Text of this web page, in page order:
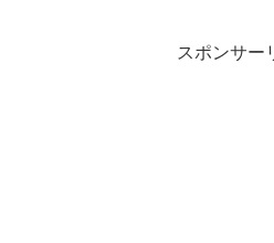
スポンサー